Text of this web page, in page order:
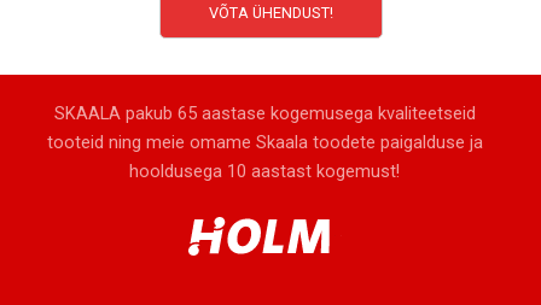
VÕTA ÜHENDUST!
SKAALA pakub 65 aastase kogemusega kvaliteetseid
tooteid ning meie omame Skaala toodete paigalduse ja
hooldusega 10 aastast kogemust!